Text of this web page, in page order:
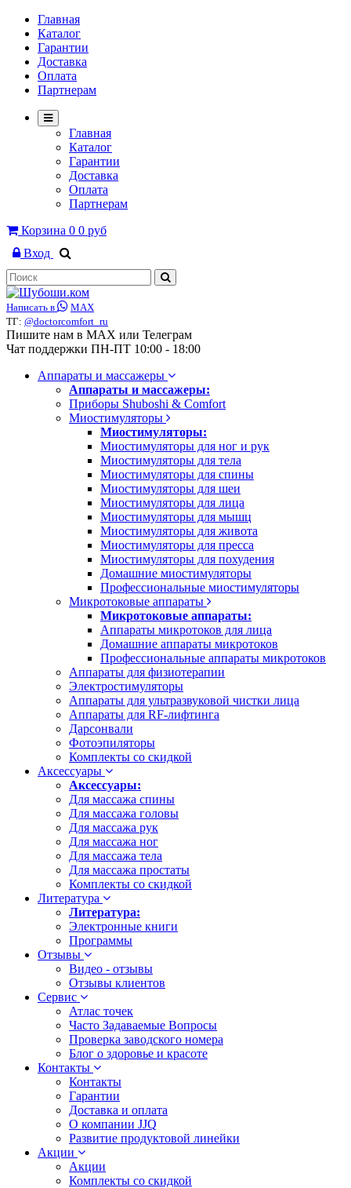
Главная
Каталог
Гарантии
Доставка
Оплата
Партнерам
Главная
Каталог
Гарантии
Доставка
Оплата
Партнерам
Корзина 0 0 руб
Вход
Написать в
MAX
ТГ: @doctorcomfort_ru
Пишите нам в MAX или Телеграм
Чат поддержки ПН-ПТ 10:00 - 18:00
Аппараты и массажеры
Аппараты и массажеры:
Приборы Shuboshi & Comfort
Миостимуляторы
Миостимуляторы:
Миостимуляторы для ног и рук
Миостимуляторы для тела
Миостимуляторы для спины
Миостимуляторы для шеи
Миостимуляторы для лица
Миостимуляторы для мышц
Миостимуляторы для живота
Миостимуляторы для пресса
Миостимуляторы для похудения
Домашние миостимуляторы
Профессиональные миостимуляторы
Микротоковые аппараты
Микротоковые аппараты:
Аппараты микротоков для лица
Домашние аппараты микротоков
Профессиональные аппараты микротоков
Аппараты для физиотерапии
Электростимуляторы
Аппараты для ультразвуковой чистки лица
Аппараты для RF-лифтинга
Дарсонвали
Фотоэпиляторы
Комплекты со скидкой
Аксессуары
Аксессуары:
Для массажа спины
Для массажа головы
Для массажа рук
Для массажа ног
Для массажа тела
Для массажа простаты
Комплекты со скидкой
Литература
Литература:
Электронные книги
Программы
Отзывы
Видео - отзывы
Отзывы клиентов
Сервис
Атлас точек
Часто Задаваемые Вопросы
Проверка заводского номера
Блог о здоровье и красоте
Контакты
Контакты
Гарантии
Доставка и оплата
О компании JJQ
Развитие продуктовой линейки
Акции
Акции
Комплекты со скидкой